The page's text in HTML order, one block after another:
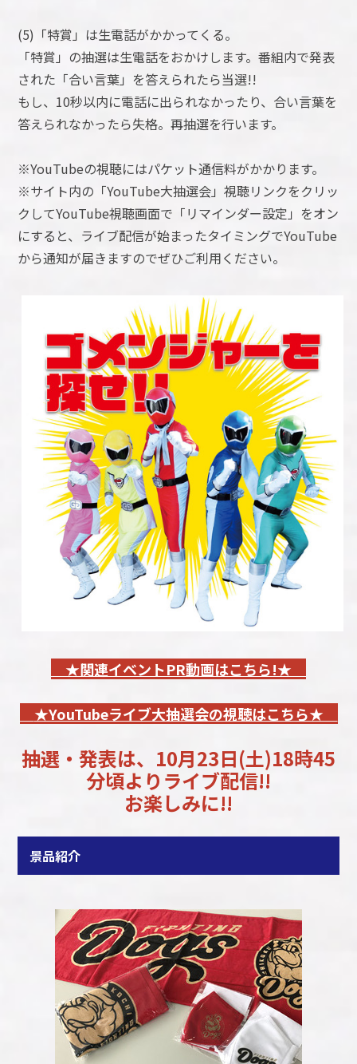
(5)「特賞」は生電話がかかってくる。
「特賞」の抽選は生電話をおかけします。番組内で発表
された「合い言葉」を答えられたら当選!!
もし、10秒以内に電話に出られなかったり、合い言葉を
答えられなかったら失格。再抽選を行います。
※YouTubeの視聴にはパケット通信料がかかります。
※サイト内の「YouTube大抽選会」視聴リンクをクリッ
クしてYouTube視聴画面で「リマインダー設定」をオン
にすると、ライブ配信が始まったタイミングでYouTube
から通知が届きますのでぜひご利用ください。
★関連イベントPR動画はこちら!★
★YouTubeライブ大抽選会の視聴はこちら★
抽選・発表は、10月23日(土)18時45
分頃よりライブ配信!!
お楽しみに!!
景品紹介